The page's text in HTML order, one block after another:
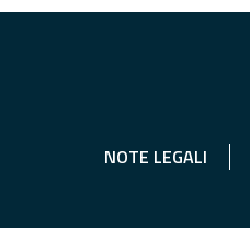
NOTE LEGALI